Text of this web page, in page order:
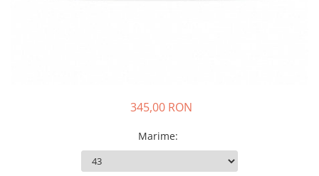
Foarfece de tuns gard viu si
345,00 RON
Marime: